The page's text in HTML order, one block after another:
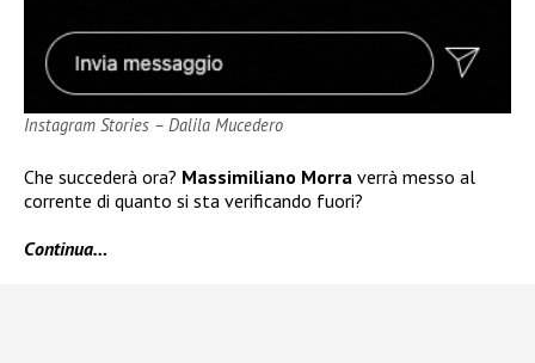
Instagram Stories – Dalila Mucedero
Che succederà ora? Massimiliano Morra verrà messo al
corrente di quanto si sta verificando fuori?
Continua…